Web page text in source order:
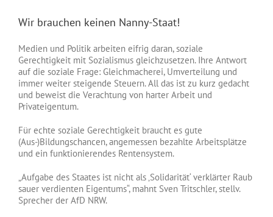
Wir brauchen keinen Nanny-Staat!
Medien und Politik arbeiten eifrig daran, soziale
Gerechtigkeit mit Sozialismus gleichzusetzen. Ihre Antwort
auf die soziale Frage: Gleichmacherei, Umverteilung und
immer weiter steigende Steuern. All das ist zu kurz gedacht
und beweist die Verachtung von harter Arbeit und
Privateigentum.
Für echte soziale Gerechtigkeit braucht es gute
(Aus-)Bildungschancen, angemessen bezahlte Arbeitsplätze
und ein funktionierendes Rentensystem.
„Aufgabe des Staates ist nicht als ‚Solidarität‘ verklärter Raub
sauer verdienten Eigentums“, mahnt Sven Tritschler, stellv.
Sprecher der AfD NRW.